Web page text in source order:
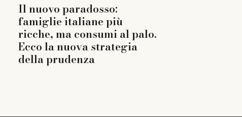
Il nuovo paradosso:
famiglie italiane più
ricche, ma consumi al palo.
Ecco la nuova strategia
della prudenza